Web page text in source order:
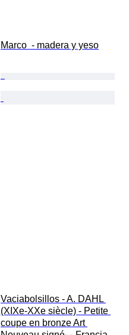
Marco  - madera y yeso
Vaciabolsillos - A. DAHL
(XIXe-XXe siècle) - Petite
coupe en bronze Art